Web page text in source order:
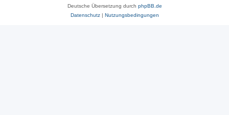
Deutsche Übersetzung durch phpBB.de
Datenschutz| Nutzungsbedingungen